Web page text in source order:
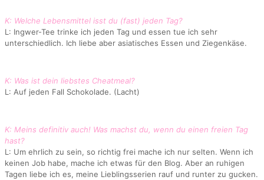
K: Welche Lebensmittel isst du (fast) jeden Tag?
L: Ingwer-Tee trinke ich jeden Tag und essen tue ich sehr
unterschiedlich. Ich liebe aber asiatisches Essen und Ziegenkäse.
K: Was ist dein liebstes Cheatmeal?
L: Auf jeden Fall Schokolade. (Lacht)
K: Meins definitiv auch! Was machst du, wenn du einen freien Tag
hast?
L: Um ehrlich zu sein, so richtig frei mache ich nur selten. Wenn ich
keinen Job habe, mache ich etwas für den Blog. Aber an ruhigen
Tagen liebe ich es, meine Lieblingsserien rauf und runter zu gucken.